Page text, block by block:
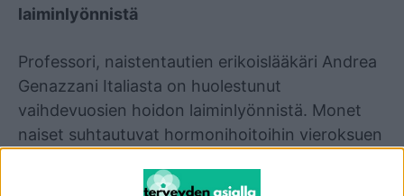
laiminlyönnistä
Professori, naistentautien erikoislääkäri Andrea
Genazzani Italiasta on huolestunut
vaihdevuosien hoidon laiminlyönnistä. Monet
naiset suhtautuvat hormonihoitoihin vieroksuen